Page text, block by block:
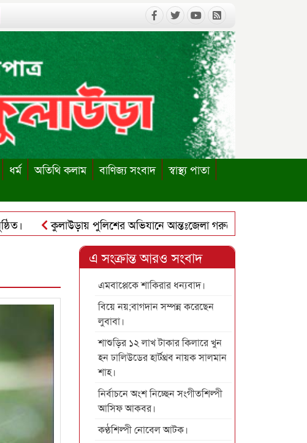
ধর্ম অতিথি কলাম বাণিজ্য সংবাদ
স্বাস্থ্য পাতা
কুলাউড়ায় পুলিশের অভিযানে আন্তঃজেলা গরুচোর চক্রের ৬ সদস্য
কুলাউড়ায় পাবলিক লাইব্রেরি পুনঃস্থাপনের দাবিতে ইউএনও বরাবর
এ সংক্রান্ত আরও সংবাদ
এমবাপ্পেকে শাকিরার ধন্যবাদ।
বিয়ে নয়;বাগদান সম্পন্ন করেছেন
লুবাবা।
শাশুড়ির ১২ লাখ টাকার কিলারে খুন
হন ঢালিউডের হার্টথ্রব নায়ক সালমান
শাহ।
নির্বাচনে অংশ নিচ্ছেন সংগীতশিল্পী
আসিফ আকবর।
কণ্ঠশিল্পী নোবেল আটক।